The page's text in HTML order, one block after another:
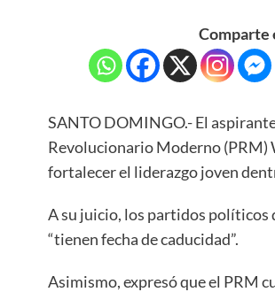
Comparte
SANTO DOMINGO.- El
Revolucionario Moderno
fortalecer el liderazgo joven
A su juicio, los partidos políticos
“tienen fecha de caducidad”.
Asimismo, expresó que el PRM